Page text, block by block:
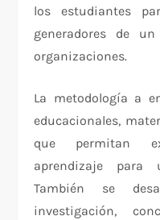
los estudiantes
generadores de
organizaciones.
La metodología a
educacionales,
que permitan
aprendizaje para
También se
investigación,